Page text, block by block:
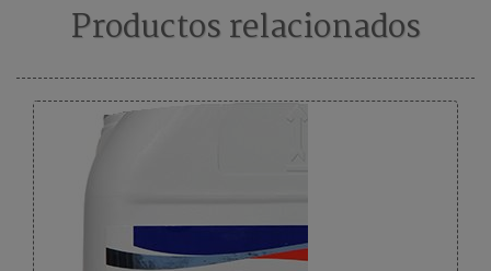
Productos relacionados